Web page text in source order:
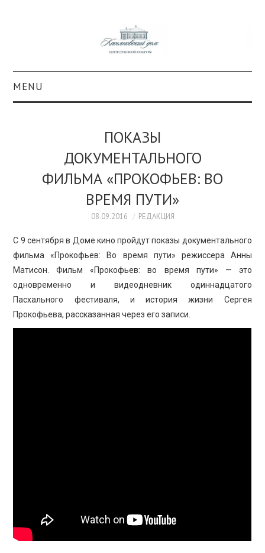
MENU
#КАСДОМ
ОБРАЗОВАНИЕ
ПРОСВЕЩЕНИЕ
ПОКАЗЫ
ДОКУМЕНТАЛЬНОГО
ФИЛЬМА «ПРОКОФЬЕВ: ВО
ВРЕМЯ ПУТИ»
08.09.2016 РЕДАКЦИЯ
С 9 сентября в Доме кино пройдут показы документального
фильма «Прокофьев: Во время пути» режиссера Анны
Матисон. Фильм «Прокофьев: во время пути» — это
одновременно и видеодневник одиннадцатого
Пасхального фестиваля, и история жизни Сергея
Прокофьева, рассказанная через его записи.